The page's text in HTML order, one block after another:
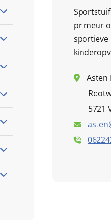
Sportstuif
primeur
sportieve
Asten
5721